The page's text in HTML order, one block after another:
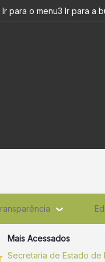
Ir para o menu3 Ir para a
Mais Acessados